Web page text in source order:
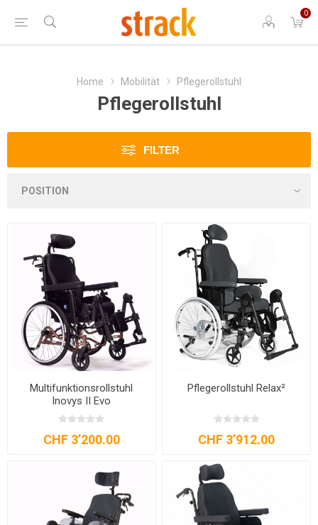
0
Home Mobilität Pflegerollstuhl
Pflegerollstuhl
FILTER
Multifunktionsrollstuhl
Inovys II Evo
CHF 3’200.00
Pflegerollstuhl Relax²
CHF 3’912.00